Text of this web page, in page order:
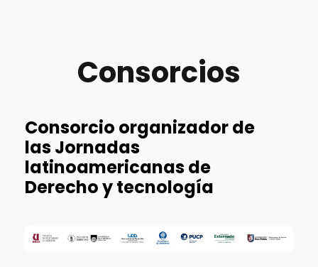
Consorcios
Consorcio organizador de
las Jornadas
latinoamericanas de
Derecho y tecnología